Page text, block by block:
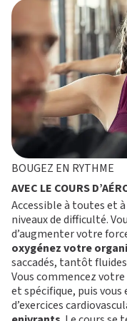
I S’ABONNER
FORMULE
APPLI JOY
BLOG
DEVENIR
BOUGEZ EN RYTHME
AVEC LE COURS
Accessible à toutes et
niveaux de difficulté.
d’augmenter votre
oxygénez votre
saccadés, tantôt
Vous commencez
et spécifique, puis vous
d’exercices